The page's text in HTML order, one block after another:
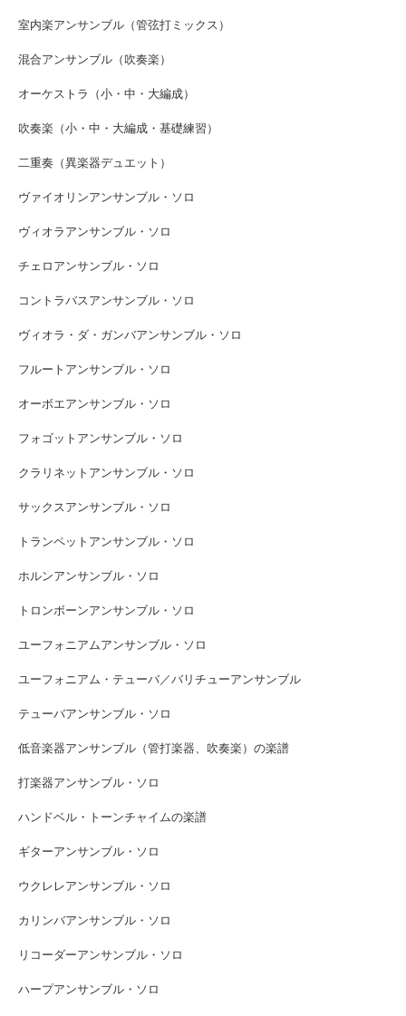
室内楽アンサンブル（管弦打ミックス）
混合アンサンブル（吹奏楽）
オーケストラ（小・中・大編成）
吹奏楽（小・中・大編成・基礎練習）
二重奏（異楽器デュエット）
ヴァイオリンアンサンブル・ソロ
ヴィオラアンサンブル・ソロ
チェロアンサンブル・ソロ
コントラバスアンサンブル・ソロ
ヴィオラ・ダ・ガンバアンサンブル・ソロ
フルートアンサンブル・ソロ
オーボエアンサンブル・ソロ
フォゴットアンサンブル・ソロ
クラリネットアンサンブル・ソロ
サックスアンサンブル・ソロ
トランペットアンサンブル・ソロ
ホルンアンサンブル・ソロ
トロンボーンアンサンブル・ソロ
ユーフォニアムアンサンブル・ソロ
ユーフォニアム・テューバ／バリチューアンサンブル
テューバアンサンブル・ソロ
低音楽器アンサンブル（管打楽器、吹奏楽）の楽譜
打楽器アンサンブル・ソロ
ハンドベル・トーンチャイムの楽譜
ギターアンサンブル・ソロ
ウクレレアンサンブル・ソロ
カリンバアンサンブル・ソロ
リコーダーアンサンブル・ソロ
ハープアンサンブル・ソロ